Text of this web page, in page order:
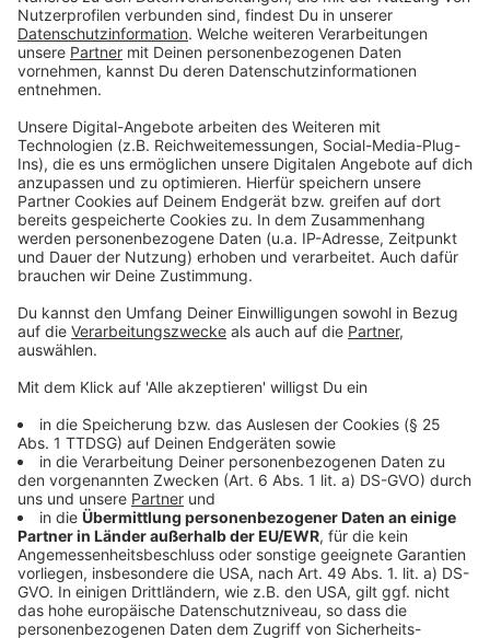
Video anzusehen.
Mehr Informationen
Akzeptieren
powered byUsercentrics Consent
Management Platform
Sam setzt seinen ganzen Verstand ein und er setzt
eigenes Leben und das der Passagiere aufs Spiel.
Anzeige
©Copyright: Apple TV+
zurück nach Hause.
©Copyright: Apple TV+
Sam will mit den Entführern verhandeln. Doch die
zeigen keinerlei Interesse.
Anzeige